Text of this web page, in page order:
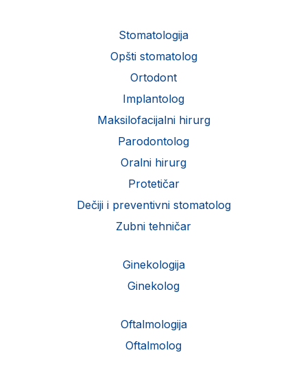
Stomatologija
Opšti stomatolog
Ortodont
Implantolog
Maksilofacijalni hirurg
Parodontolog
Oralni hirurg
Protetičar
Dečiji i preventivni stomatolog
Zubni tehničar
Ginekologija
Ginekolog
Oftalmologija
Oftalmolog